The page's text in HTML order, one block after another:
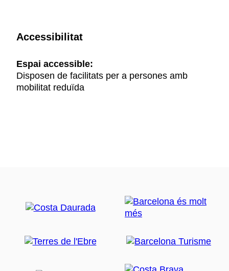
Accessibilitat
Espai accessible:
Disposen de facilitats per a persones amb
mobilitat reduïda